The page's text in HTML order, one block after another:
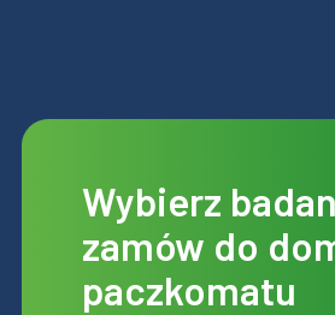
Wybierz
zamów do
paczkomatu